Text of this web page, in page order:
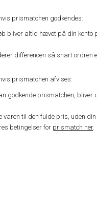
prismatchen godkendes:
bliver altid hævet på din konto
differencen så snart ordren
prismatchen afvises:
godkende prismatchen, bliver
varen til den fulde pris, uden din
betingelser for prismatch her.